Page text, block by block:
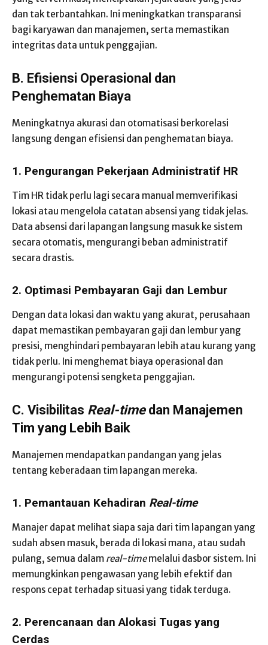
dan tak terbantahkan. Ini meningkatkan transparansi
bagi karyawan dan manajemen, serta memastikan
integritas data untuk penggajian.
B. Efisiensi Operasional dan
Penghematan Biaya
Meningkatnya akurasi dan otomatisasi berkorelasi
langsung dengan efisiensi dan penghematan biaya.
1. Pengurangan Pekerjaan Administratif HR
Tim HR tidak perlu lagi secara manual memverifikasi
lokasi atau mengelola catatan absensi yang tidak jelas.
Data absensi dari lapangan langsung masuk ke sistem
secara otomatis, mengurangi beban administratif
secara drastis.
2. Optimasi Pembayaran Gaji dan Lembur
Dengan data lokasi dan waktu yang akurat, perusahaan
dapat memastikan pembayaran gaji dan lembur yang
presisi, menghindari pembayaran lebih atau kurang yang
tidak perlu. Ini menghemat biaya operasional dan
mengurangi potensi sengketa penggajian.
C. Visibilitas Real-timedan Manajemen
Tim yang Lebih Baik
Manajemen mendapatkan pandangan yang jelas
tentang keberadaan tim lapangan mereka.
1. Pemantauan Kehadiran Real-time
Manajer dapat melihat siapa saja dari tim lapangan yang
sudah absen masuk, berada di lokasi mana, atau sudah
pulang, semua dalam real-timemelalui dasbor sistem. Ini
memungkinkan pengawasan yang lebih efektif dan
respons cepat terhadap situasi yang tidak terduga.
2. Perencanaan dan Alokasi Tugas yang
Cerdas